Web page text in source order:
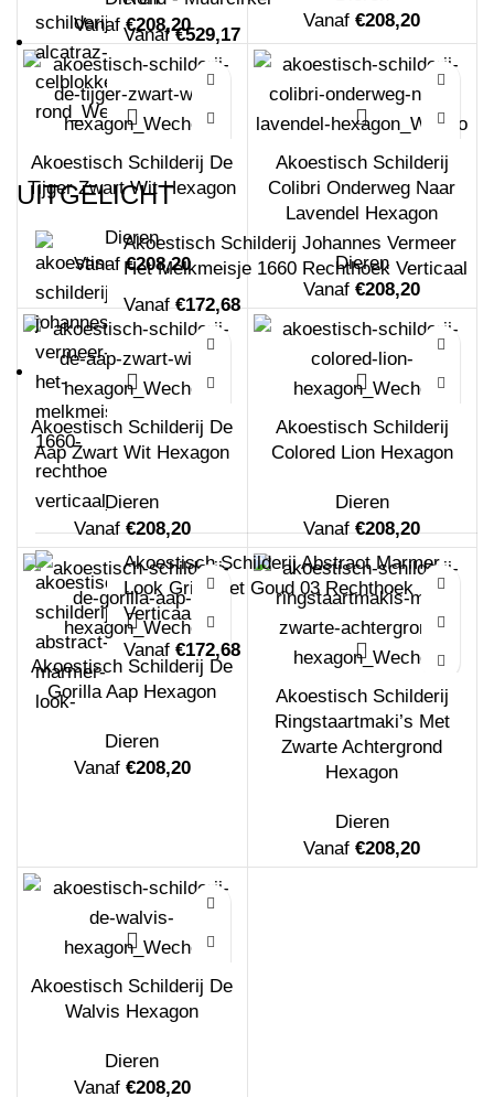
Vanaf€208,20
Vanaf€208,20
Akoestisch Schilderij De
Tijger Zwart Wit Hexagon
Dieren
Vanaf€208,20
Akoestisch Schilderij
Colibri Onderweg Naar
Lavendel Hexagon
Dieren
Vanaf€208,20
Akoestisch Schilderij De
Aap Zwart Wit Hexagon
Dieren
Vanaf€208,20
Akoestisch Schilderij
Colored Lion Hexagon
Dieren
Vanaf€208,20
Akoestisch Schilderij De
Gorilla Aap Hexagon
Dieren
Vanaf €208,20
Akoestisch Schilderij
Ringstaartmaki’s Met
Zwarte Achtergrond
Hexagon
Dieren
Vanaf€208,20
Akoestisch Schilderij De
Walvis Hexagon
Dieren
Vanaf €208,20
Vanaf€529,17
UITGELICHT
Akoestisch Schilderij Johannes Vermeer
Het Melkmeisje 1660 Rechthoek Verticaal
Vanaf€172,68
Akoestisch Schilderij Abstract Marmer
Look Grijs met Goud 03 Rechthoek
Verticaal
Vanaf €172,68
Akoestisch Schilderij Het blauwe
Vanaf€172,68